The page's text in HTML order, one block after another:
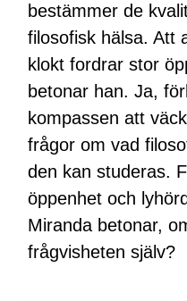
bestämmer de
filosofisk hälsa. Att
klokt fordrar stor
betonar han. Ja,
kompassen att
frågor om vad
den kan studeras.
öppenhet och
Miranda betonar,
frågvisheten själv?